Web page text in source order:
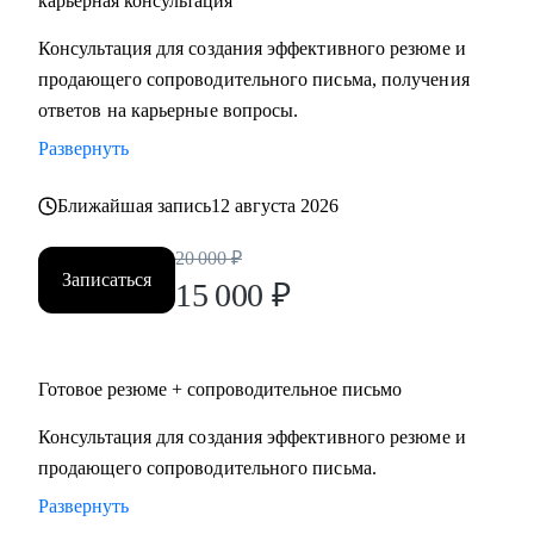
сферах:
• Продаж и работы с клиентами (B2B, B2C, B2G, E-
commerce)
• Финансов
• Образования/Ed-tech
• Маркетинга
• Закупок/Логистики.
Консультация для создания эффективного резюме и
продающего сопроводительного письма, получения
ответов на карьерные вопросы.
Развернуть
Ближайшая запись12 августа 2026
Записаться
20 000 ₽
15 000 ₽
Готовое резюме + сопроводительное письмо
Консультация для создания эффективного резюме и
продающего сопроводительного письма.
Развернуть